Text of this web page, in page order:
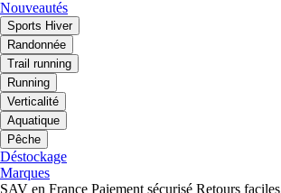
Nouveautés
Sports Hiver
Randonnée
Trail running
Running
Verticalité
Aquatique
Pêche
Déstockage
Marques
SAV en France Paiement sécurisé Retours faciles